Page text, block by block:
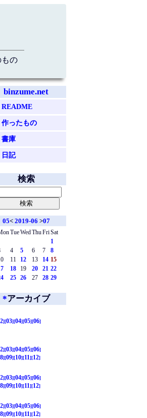
の
binzume.net
README
作ったもの
書庫
日記
検索
05< 2019-06 >07
TueWed ThuFriSat
1
4 5 6 7
8
11 12 13 14 15
18 19 20 21 22
25 26 27 28 29
*アーカイブ
03 04 05 06
03 04 05 06
09 10 11
12
03 04 05 06
09 10 11
12
03 04 05 06
09 10 11
12